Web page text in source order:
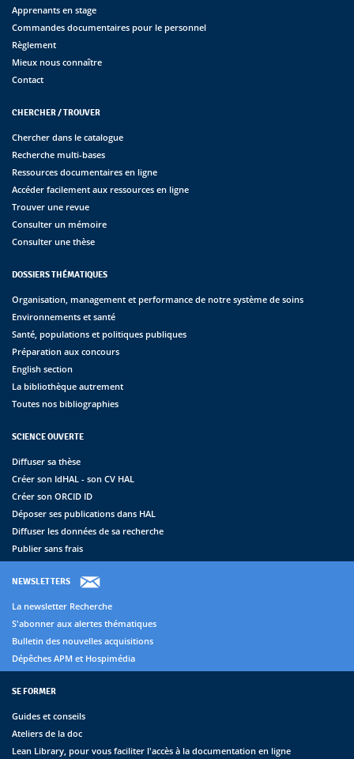
Apprenants en stage
Commandes documentaires pour le personnel
Règlement
Mieux nous connaître
Contact
CHERCHER / TROUVER
Chercher dans le catalogue
Recherche multi-bases
Ressources documentaires en ligne
Accéder facilement aux ressources en ligne
Trouver une revue
Consulter un mémoire
Consulter une thèse
DOSSIERS THÉMATIQUES
Organisation, management et performance de notre système de soins
Environnements et santé
Santé, populations et politiques publiques
Préparation aux concours
English section
La bibliothèque autrement
Toutes nos bibliographies
SCIENCE OUVERTE
Diffuser sa thèse
Créer son IdHAL - son CV HAL
Créer son ORCID ID
Déposer ses publications dans HAL
Diffuser les données de sa recherche
Publier sans frais
NEWSLETTERS
La newsletter Recherche
S'abonner aux alertes thématiques
Bulletin des nouvelles acquisitions
Dépêches APM et Hospimédia
SE FORMER
Guides et conseils
Ateliers de la doc
Lean Library, pour vous faciliter l'accès à la documentation en ligne